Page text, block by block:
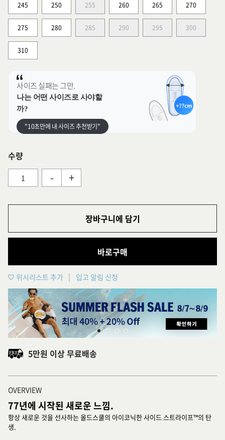
245 250 255 260 265 270
275 280 285 290 295 300
310
사이즈 실패는 그만.
나는 어떤 사이즈로 사야할
까?
"10초만에 내 사이즈 추천받기"
수량
- +
장바구니에 담기
바로구매
위시리스트 추가 입고 알림 신청
5만원 이상 무료배송
OVERVIEW
77년에 시작된 새로운 느낌.
항상 새로운 것을 선사하는 올드스쿨의 아이코닉한 사이드 스트라이프™의 탄
생.